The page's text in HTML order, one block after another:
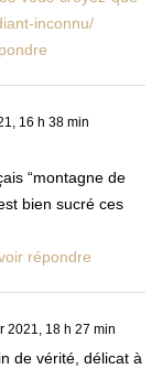
inconnu/
16 h 38 min
“montagne de
bien sucré ces
répondre
2021, 18 h 27 min
de vérité, délicat à